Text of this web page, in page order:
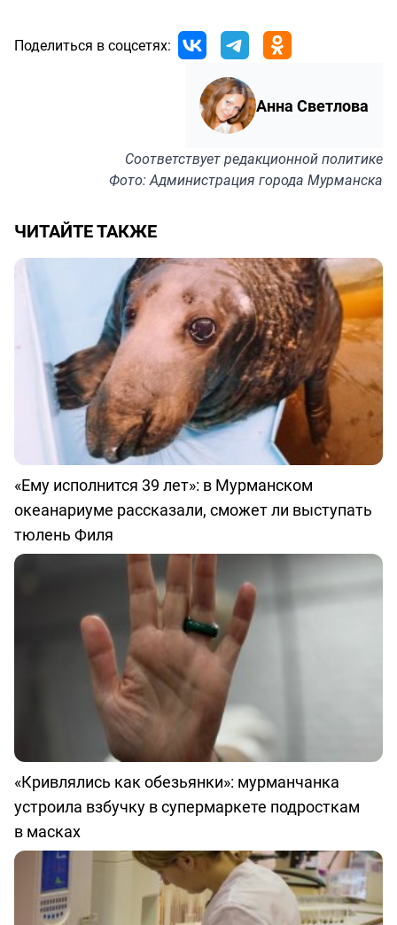
Поделиться в соцсетях:
Анна Светлова
Соответствуетредакционной политике
Фото: Администрация города Мурманска
ЧИТАЙТЕ ТАКЖЕ
«Ему исполнится 39 лет»: в Мурманском
океанариуме рассказали, сможет ли выступать
тюлень Филя
«Кривлялись как обезьянки»: мурманчанка
устроила взбучку в супермаркете подросткам
в масках